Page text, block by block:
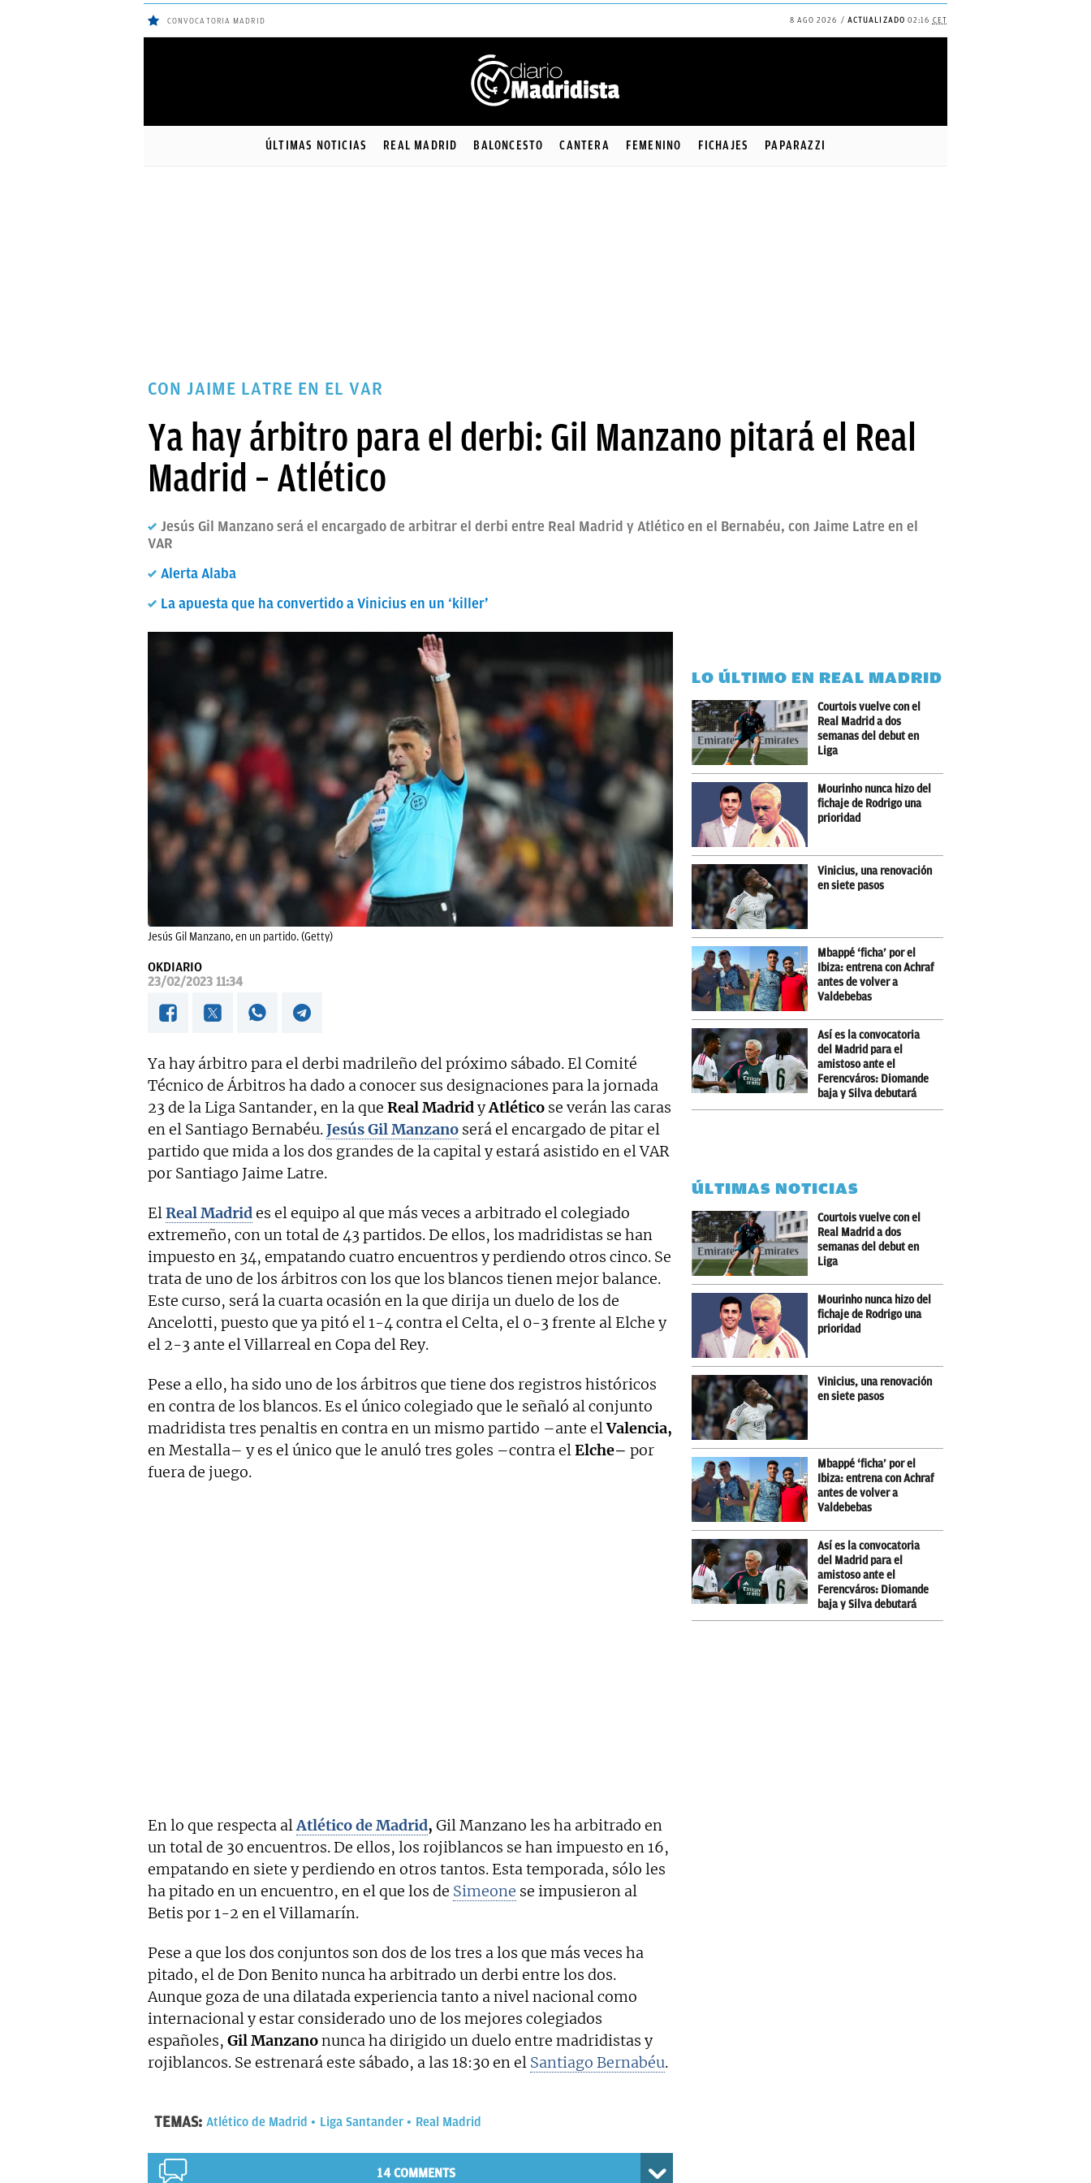
CONVOCATORIA MADRID 8 AGO 2026 ACTUALIZADO 02:16 CET
ÚLTIMAS NOTICIAS REAL MADRID BALONCESTO CANTERA FEMENINO FICHAJES PAPARAZZI
CON JAIME LATRE EN EL VAR
Ya hay árbitro para el derbi: Gil Manzano pitará el Real
Madrid – Atlético
Jesús Gil Manzano será el encargado de arbitrar el derbi entre Real Madrid y Atlético en el Bernabéu, con Jaime Latre en el
VAR
Alerta Alaba
La apuesta que ha convertido a Vinicius en un ‘killer’
Jesús Gil Manzano, en un partido. (Getty)
OKDIARIO
23/02/2023 11:34
Ya hay árbitro para el derbi madrileño del próximo sábado. El Comité
Técnico de Árbitros ha dado a conocer sus designaciones para la jornada
23 de la Liga Santander, en la que Real MadridyAtlético se verán las caras
en el Santiago Bernabéu.Jesús Gil Manzano será el encargado de pitar el
partido que mida a los dos grandes de la capital y estará asistido en el VAR
por Santiago Jaime Latre.
ElReal Madrides el equipo al que más veces a arbitrado el colegiado
extremeño, con un total de 43 partidos. De ellos, los madridistas se han
impuesto en 34, empatando cuatro encuentros y perdiendo otros cinco. Se
trata de uno de los árbitros con los que los blancos tienen mejor balance.
Este curso, será la cuarta ocasión en la que dirija un duelo de los de
Ancelotti, puesto que ya pitó el 1-4 contra el Celta, el 0-3 frente al Elche y
el 2-3 ante el Villarreal en Copa del Rey.
Pese a ello, ha sido uno de los árbitros que tiene dos registros históricos
en contra de los blancos. Es el único colegiado que le señaló al conjunto
madridista tres penaltis en contra en un mismo partido –ante elValencia,
en Mestalla– y es el único que le anuló tres goles –contra elElche– por
fuera de juego.
En lo que respecta alAtlético de Madrid, Gil Manzano les ha arbitrado en
un total de 30 encuentros. De ellos, los rojiblancos se han impuesto en 16,
empatando en siete y perdiendo en otros tantos. Esta temporada, sólo les
ha pitado en un encuentro, en el que los de Simeone se impusieron al
Betis por 1-2 en el Villamarín.
Pese a que los dos conjuntos son dos de los tres a los que más veces ha
pitado, el de Don Benito nunca ha arbitrado un derbi entre los dos.
Aunque goza de una dilatada experiencia tanto a nivel nacional como
internacional y estar considerado uno de los mejores colegiados
españoles, Gil Manzanonunca ha dirigido un duelo entre madridistas y
rojiblancos. Se estrenará este sábado, a las 18:30 en el Santiago Bernabéu.
TEMAS: Atlético de Madrid Liga Santander Real Madrid
14 COMMENTS
LO ÚLTIMO EN REAL MADRID
Courtois vuelve con el
Real Madrid a dos
semanas del debut en
Liga
Mourinho nunca hizo del
fichaje de Rodrigo una
prioridad
Vinicius, una renovación
en siete pasos
Mbappé ‘ficha’ por el
Ibiza: entrena con Achraf
antes de volver a
Valdebebas
Así es la convocatoria
del Madrid para el
amistoso ante el
Ferencváros: Diomande
baja y Silva debutará
ÚLTIMAS NOTICIAS
Courtois vuelve con el
Real Madrid a dos
semanas del debut en
Liga
Mourinho nunca hizo del
fichaje de Rodrigo una
prioridad
Vinicius, una renovación
en siete pasos
Mbappé ‘ficha’ por el
Ibiza: entrena con Achraf
antes de volver a
Valdebebas
Así es la convocatoria
del Madrid para el
amistoso ante el
Ferencváros: Diomande
baja y Silva debutará